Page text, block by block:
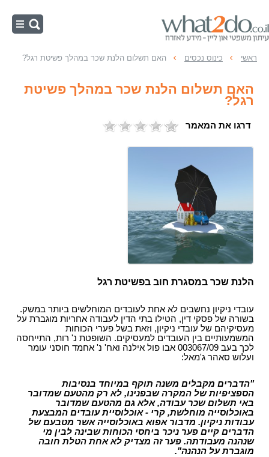
ראשי
תום לב בפשיטת רגל
ראשי כינוס נכסים האם תשלום הלנת שכר במהלך פשיטת רגל?
האם תשלום הלנת שכר במהלך פשיטת
רגל?
דרגו את המאמר
הלנת שכר במסגרת חוב בפשיטת רגל
עובדי ניקיון נחשבים לא אחת לעובדים המוחלשים ביותר במשק.
בשורה של פסקי דין, הטילו בתי הדין לעבודה אחריות מוגברת על
מעסיקיהם של עובדי ניקיון, וזאת בשל פערי הכוחות
המשמעותיים בין העובדים למעסיקים. השופטת נ' רות, התייחסה
לכך בעב 003067/09 אבו פול אילנה ואח' נ' אחמד חוסני עומר
ועלוש סאהר ג'מאל:
"הדברים מקבלים משנה תוקף במיוחד בנסיבות
הספציפיות של המקרה שבפנינו, לא רק מהטעם שמדובר
באי תשלום שכר עבודה, אלא גם מהטעם שמדובר
באוכלוסייה מוחלשת, קרי - אוכלוסיית עובדים המבצעת
עבודות ניקיון. מדבור אפוא באוכלוסייה אשר מטבעם של
הדברים קיים פער ניכר ביחסי הכוחות שבינה לבין מי
שנהנה מעבודתה. פער זה מצדיק לא אחת הטלת חובה
מוגברת על הנהנה".